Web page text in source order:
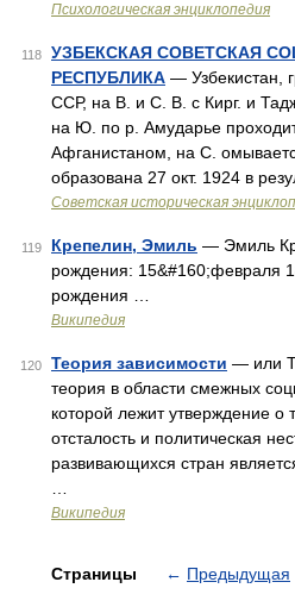
Психологическая энциклопедия
118
УЗБЕКСКАЯ СОВЕТСКАЯ
РЕСПУБЛИКА — Узбекистан,
ССР, на В. и С. В. с Кирг. и
на Ю. по р. Амударье
Афганистаном, на С.
образована 27 окт. 1924 в
Советская историческая
119 Крепелин, Эмиль — Эмиль
рождения: 15&#160;февраля
рождения …
Википедия
120 Теория зависимости — или
теория в области смежных
которой лежит утверждение о
отсталость и политическая
развивающихся стран
Википедия
Страницы ← Предыдущая